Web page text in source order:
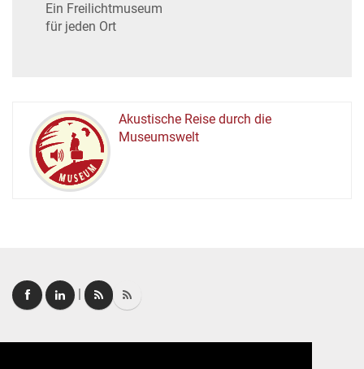
Ein Freilichtmuseum
für jeden Ort
MUSEUM
Akustische Reise durch die
Museumswelt